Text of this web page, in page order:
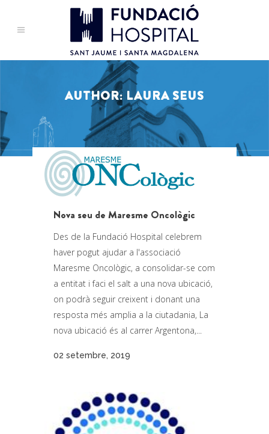
AUTHOR: LAURA SEUS
Nova seu de Maresme Oncològic
Des de la Fundació Hospital celebrem
haver pogut ajudar a l'associació
Maresme Oncològic, a consolidar-se com
a entitat i faci el salt a una nova ubicació,
on podrà seguir creixent i donant una
resposta més amplia a la ciutadania, La
nova ubicació és al carrer Argentona,...
02 setembre, 2019